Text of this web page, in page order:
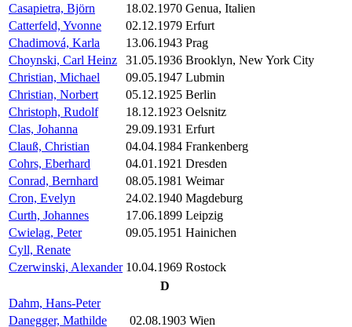
Casapietra, Björn
18.02.1970 Genua, Italien
Catterfeld, Yvonne
02.12.1979 Erfurt
Chadimová, Karla
13.06.1943 Prag
Choynski, Carl Heinz
31.05.1936 Brooklyn, New York City
Christian, Michael
09.05.1947 Lubmin
Christian, Norbert
05.12.1925 Berlin
Christoph, Rudolf
18.12.1923 Oelsnitz
Clas, Johanna
29.09.1931 Erfurt
Clauß, Christian
04.04.1984 Frankenberg
Cohrs, Eberhard
04.01.1921 Dresden
Conrad, Bernhard
08.05.1981 Weimar
Cron, Evelyn
24.02.1940 Magdeburg
Curth, Johannes
17.06.1899 Leipzig
Cwielag, Peter
09.05.1951 Hainichen
Cyll, Renate
Czerwinski, Alexander 10.04.1969 Rostock
D
Dahm, Hans-Peter
Danegger, Mathilde
02.08.1903 Wien